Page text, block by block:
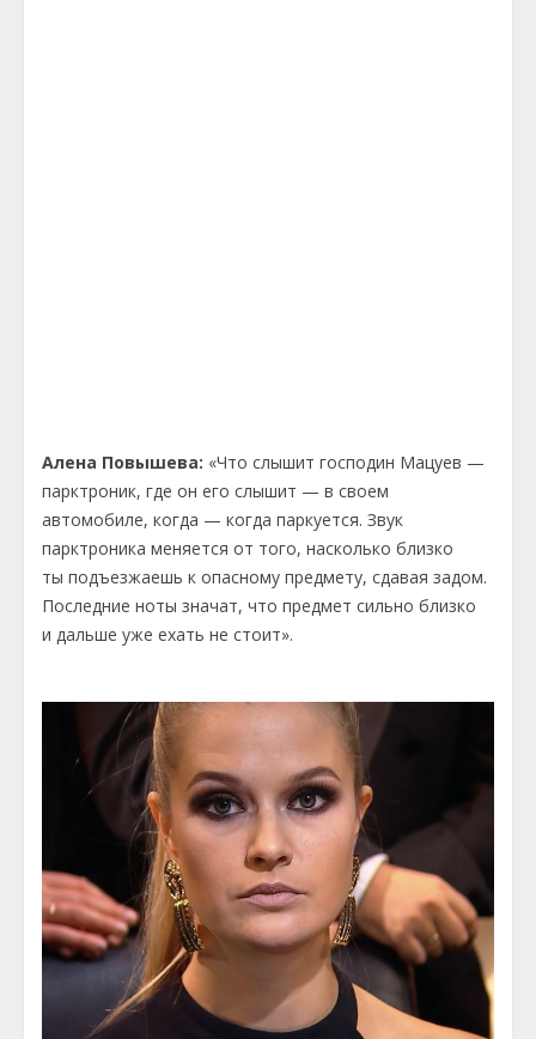
Алена Повышева: «Что слышит господин Мацуев —
парктроник, где он его слышит — в своем
автомобиле, когда — когда паркуется. Звук
парктроника меняется от того, насколько близко
ты подъезжаешь к опасному предмету, сдавая задом.
Последние ноты значат, что предмет сильно близко
и дальше уже ехать не стоит».